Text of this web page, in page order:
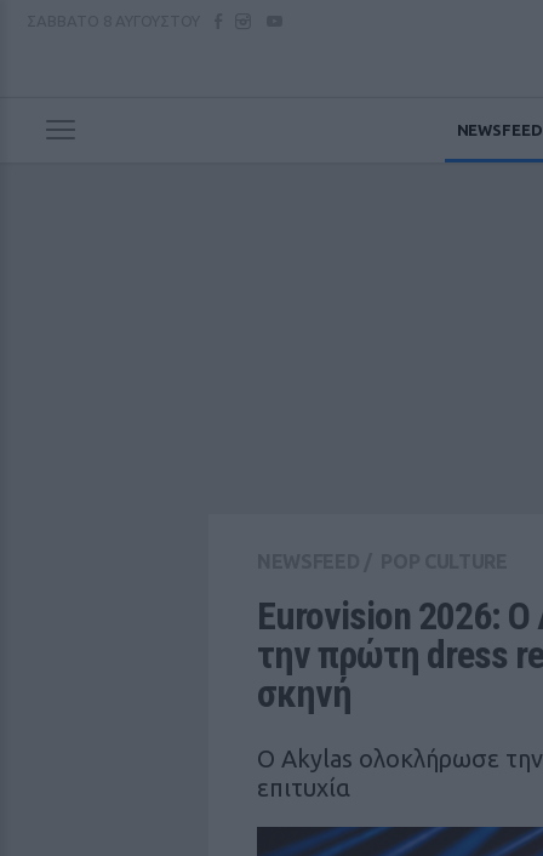
NEWSFEED
Eurovision 2026: Ο
την πρώτη dress
σκηνή
Ο Akylas ολοκλήρωσε
επιτυχία